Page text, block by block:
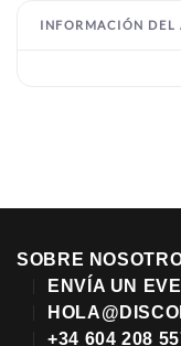
INFORMACIÓN DEL
SOBRE
ENVÍA UN
+34 604 208